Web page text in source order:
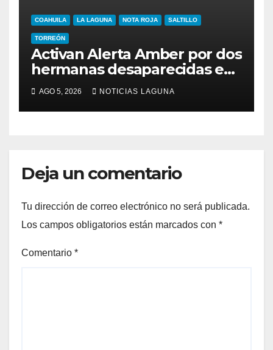
COAHUILA LA LAGUNA NOTA ROJA SALTILLO
TORREÓN
Activan Alerta Amber por dos
hermanas desaparecidas en
Torreón
AGO 5, 2026 NOTICIAS LAGUNA
Deja un comentario
Tu dirección de correo electrónico no será publicada.
Los campos obligatorios están marcados con *
Comentario *